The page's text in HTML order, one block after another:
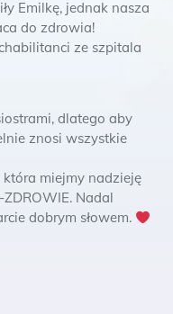
Emilkę, jednak nasza
do zdrowia!
ze szpitala
dlatego aby
znosi wszystkie
która miejmy nadzieję
Nadal
dobrym słowem.